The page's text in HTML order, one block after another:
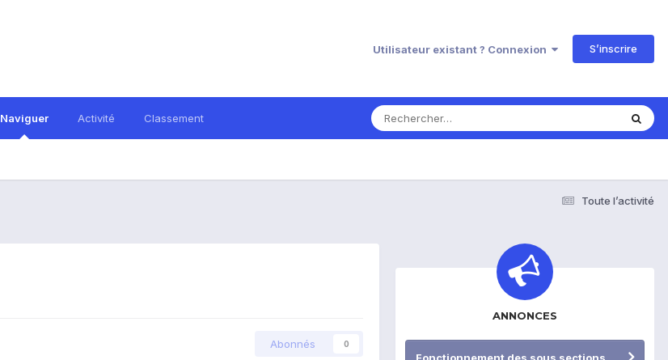
Utilisateur existant ? Connexion S’inscrire
Naviguer Activité Classement
Toute l’activité
Abonnés 0
ANNONCES
Fonctionnement des sous sections